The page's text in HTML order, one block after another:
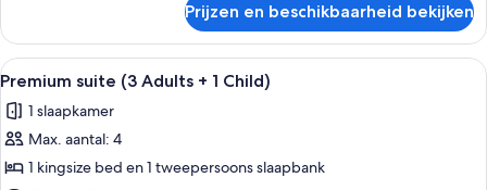
Children)
laden
suite
(2
Adults
2
Children)
Prijzen en beschikbaarheid bekijken
Alle
foto's
voor
Premium
suite
Een moderne slaapkamer met een
7
Premium suite (3 Adults + 1 Child)
1 slaapkamer
Max. aantal: 4
1 kingsize bed en 1 tweepersoons slaapbank